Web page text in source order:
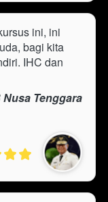
ini, ini
bagi kita
IHC dan
Nusa Tenggara